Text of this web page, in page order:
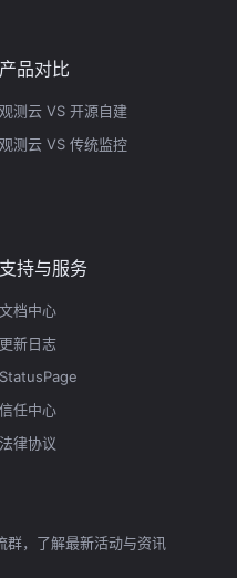
产品对比
观测云 VS 开源自建
观测云 VS 传统监控
支持与服务
文档中心
更新日志
StatusPage
信任中心
法律协议
群，了解最新活动与资讯